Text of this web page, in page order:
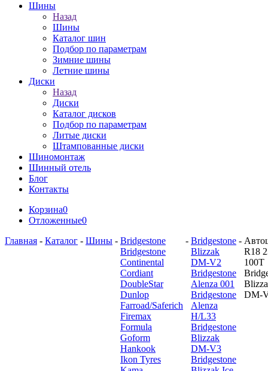
Шины
Назад
Шины
Каталог шин
Подбор по параметрам
Зимние шины
Летние шины
Диски
Назад
Диски
Каталог дисков
Подбор по параметрам
Литые диски
Штампованные диски
Шиномонтаж
Шинный отель
Блог
Контакты
Корзина0
Отложенные0
Главная - Каталог - Шины - Bridgestone
Bridgestone
Continental
Cordiant
DoubleStar
Dunlop
Farroad/Saferich
Firemax
Formula
Goform
Hankook
Ikon Tyres
- Bridgestone
Blizzak
DM-V2
Bridgestone
Alenza 001
Bridgestone
Alenza
H/L33
Bridgestone
Blizzak
DM-V3
Bridgestone
-
R18
100T
DM-